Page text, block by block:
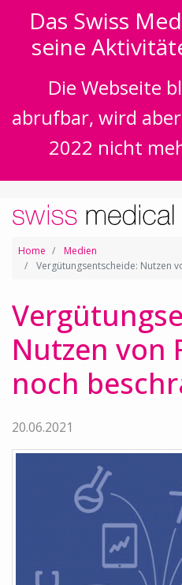
Das Swiss
seine
Die Webseite
abrufbar, wird
2022 nicht
Home
Medien
Vergütungsentscheide: Nutzen
Nutzen von
noch
20.06.2021